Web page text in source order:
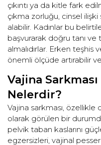
çıkıntı ya da kitle fark
çıkma zorluğu, cinsel ilişki
alabilir. Kadınlar bu
başvurarak doğru tanı
almalıdırlar. Erken
önemli ölçüde artırabilir
Vajina
Nelerdir?
Vajina sarkması, özellikle
olarak görülen bir
pelvik taban kaslarını
egzersizleri, vajinal